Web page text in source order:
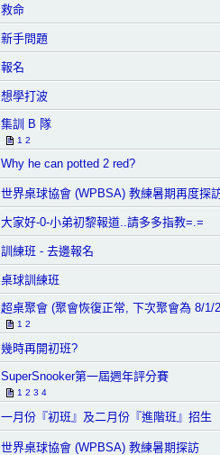
救命
新手問題
報名
想學打波
集訓 B 隊
1 2
Why he can potted 2 red?
世界桌球協會 (WPBSA) 教練暑期再度探
大家好-0-小弟初黎報道..請多多指教=.=
訓練班 - 去邊報名
桌球訓練班
超桌聚會 (聚會恢復正常, 下次聚會為 8/1/
1 2
幾時再開初班?
SuperSnooker第一屆週年評分賽
1 2 3 4
一月份『初班』及二月份『進階班』招生
世界桌球協會 (WPBSA) 教練暑期探訪